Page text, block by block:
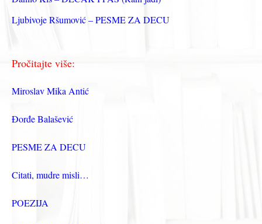
Ljubivoje Ršumović – PESME ZA DECU
Pročitajte više:
Miroslav Mika Antić
Đorđe Balašević
PESME ZA DECU
Citati, mudre misli…
POEZIJA